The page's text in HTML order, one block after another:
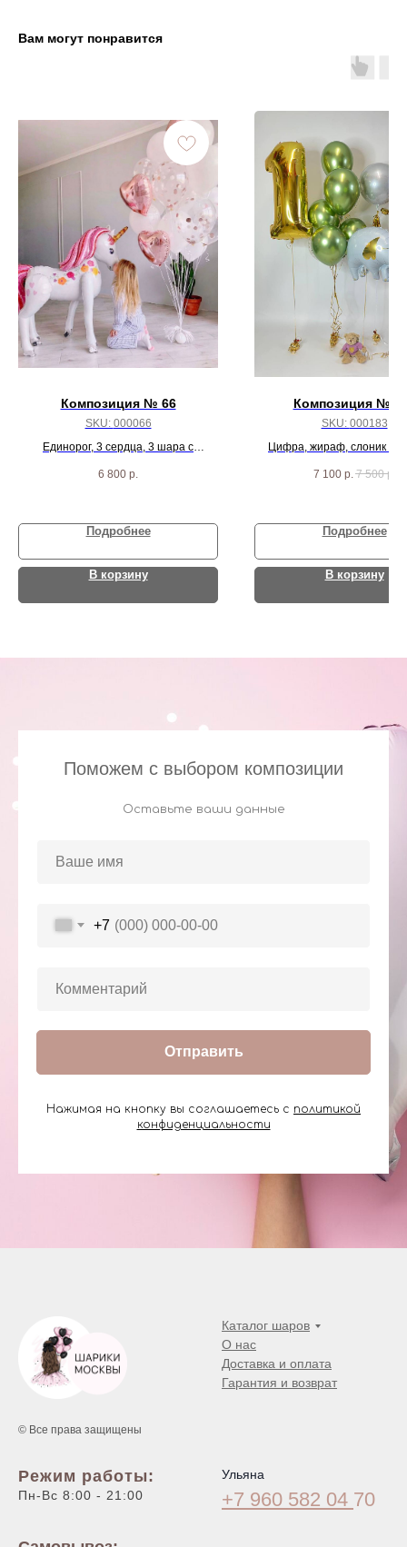
Вам могут понравится
Композиция № 66
SKU: 000066
Единорог, 3 сердца, 3 шара с
6 800 р.
Подробнее
В корзину
Композиция №
SKU: 000183
Цифра, жираф, слоник и
7 100 р. 7 500 р.
Подробнее
В корзину
Поможем с выбором композиции
Оставьте ваши данные
+7
Отправить
Нажимая на кнопку вы соглашаетесь с политикой
конфиденциальности
© Все права защищены
Каталог шаров
О нас
Доставка и оплата
Гарантия и возврат
Режим работы:
Пн-Вс 8:00 - 21:00
Ульяна
+7 960 582 04 70